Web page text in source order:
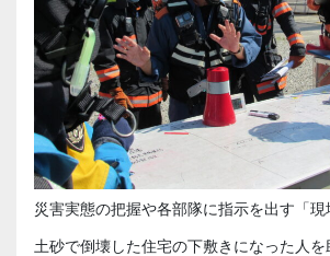
災害実態の把握や各部隊に指示を出す「現
土砂で倒壊した住宅の下敷きになった人